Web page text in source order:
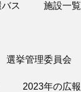
ス 施設一覧
選挙管理委員会
2023年の広報